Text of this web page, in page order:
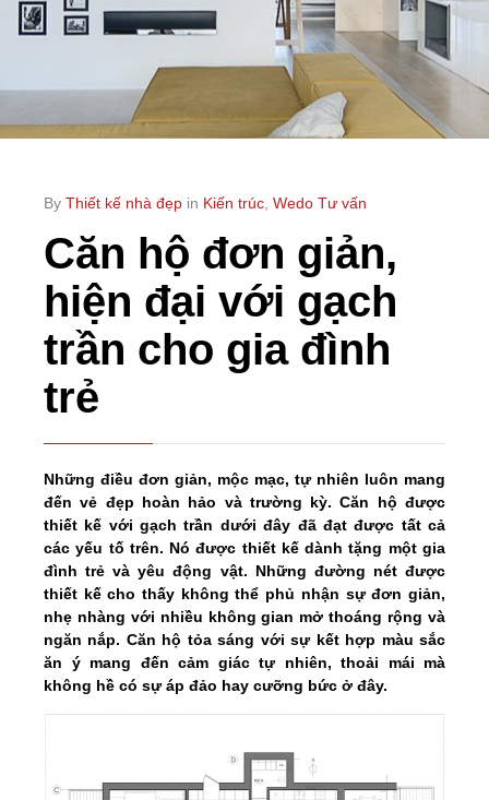
By Thiết kế nhà đẹp in Kiến trúc, Wedo Tư vấn
Căn hộ đơn giản,
hiện đại với gạch
trần cho gia đình
trẻ
Những điều đơn giản, mộc mạc, tự nhiên luôn mang
đến vẻ đẹp hoàn hảo và trường kỳ. Căn hộ được
thiết kế với gạch trần dưới đây đã đạt được tất cả
các yếu tố trên. Nó được thiết kế dành tặng một gia
đình trẻ và yêu động vật. Những đường nét được
thiết kế cho thấy không thể phủ nhận sự đơn giản,
nhẹ nhàng với nhiều không gian mở thoáng rộng và
ngăn nắp. Căn hộ tỏa sáng với sự kết hợp màu sắc
ăn ý mang đến cảm giác tự nhiên, thoải mái mà
không hề có sự áp đảo hay cưỡng bức ở đây.